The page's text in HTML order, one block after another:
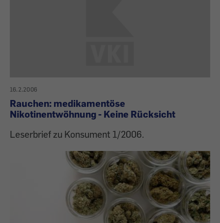
16.2.2006
Rauchen: medikamentöse
Nikotinentwöhnung - Keine Rücksicht
Leserbrief zu Konsument 1/2006.